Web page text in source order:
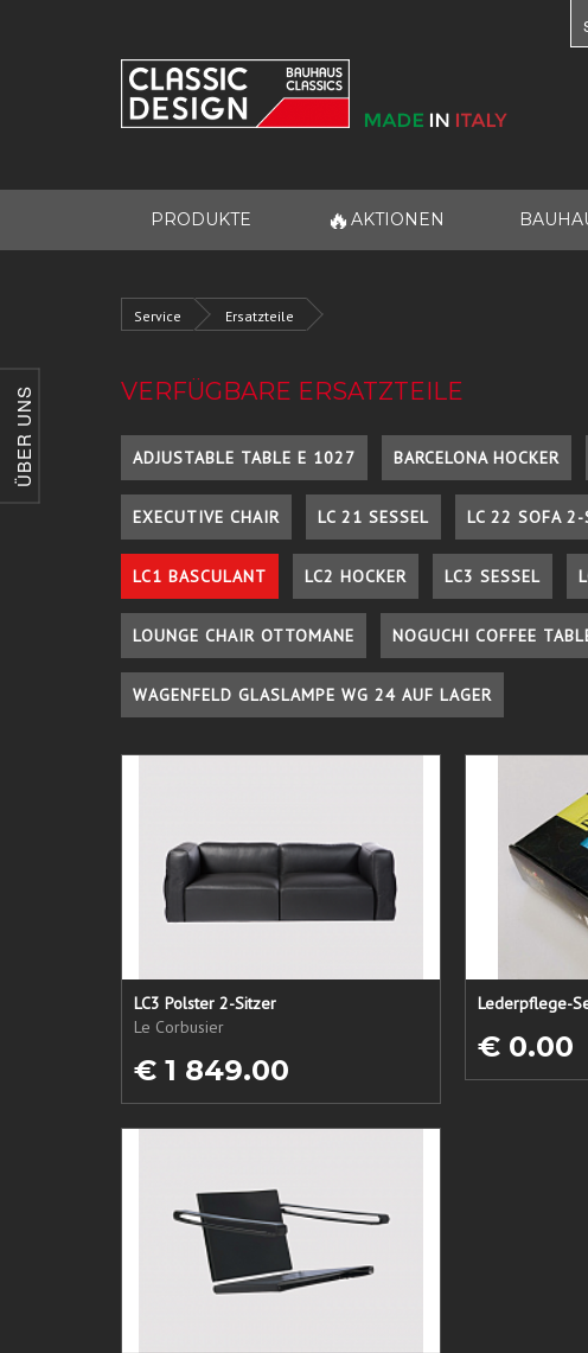
ÜBER UNS
PRODUKTE 🔥 AKTIONEN
Service Ersatzteile
VERFÜGBARE ERSATZTEILE
ADJUSTABLE TABLE E 1027 BARCELONA HOCKER
EXECUTIVE CHAIR LC 21 SESSEL LC 22 SOFA
LC1 BASCULANT LC2 HOCKER LC3 SESSEL
LOUNGE CHAIR OTTOMANE NOGUCHI COFFEE
WAGENFELD GLASLAMPE WG 24 AUF LAGER
LC3 Polster 2-Sitzer
Le Corbusier
€ 1 849.00
€ 0.00